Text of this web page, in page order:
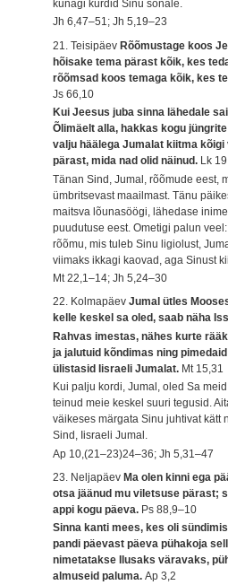
kunagi kurdid Sinu sõnale.
Jh 6,47–51; Jh 5,19–23
21. TeisipäevRõõmustage koos
hõisake tema pärast kõik, kes
rõõmsad koos temaga kõik, kes
Js 66,10
Kui Jeesus juba sinna lähedale
Õlimäelt alla, hakkas kogu
valju häälega Jumalat kiitma kõigi
pärast, mida nad olid näinud. Lk
Tänan Sind, Jumal, rõõmude eest,
ümbritsevast maailmast. Tänu
maitsva lõunasöögi, lähedase
puudutuse eest. Ometigi palun
rõõmu, mis tuleb Sinu ligiolust,
viimaks ikkagi kaovad, aga Sinust
Mt 22,1–14; Jh 5,24–30
22. KolmapäevJumal ütles
kelle keskel sa oled, saab näha
Rahvas imestas, nähes kurte
ja jalutuid kõndimas ning
ülistasid Iisraeli Jumalat. Mt 15,31
Kui palju kordi, Jumal, oled Sa
teinud meie keskel suuri tegusid.
väikeses märgata Sinu juhtivat kätt
Sind, Iisraeli Jumal.
Ap 10,(21–23)24–36; Jh 5,31–47
23. Neljapäev Ma olen kinni ega
otsa jäänud mu viletsuse pärast;
appi kogu päeva. Ps 88,9–10
Sinna kanti mees, kes oli
pandi päevast päeva pühakoja
nimetatakse Ilusaks väravaks,
almuseid paluma.Ap 3,2